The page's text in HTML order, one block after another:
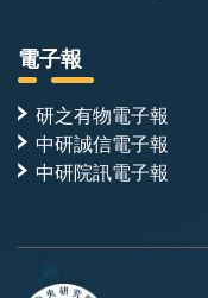
電子報
研之有物電子報
中研誠信電子報
中研院訊電子報